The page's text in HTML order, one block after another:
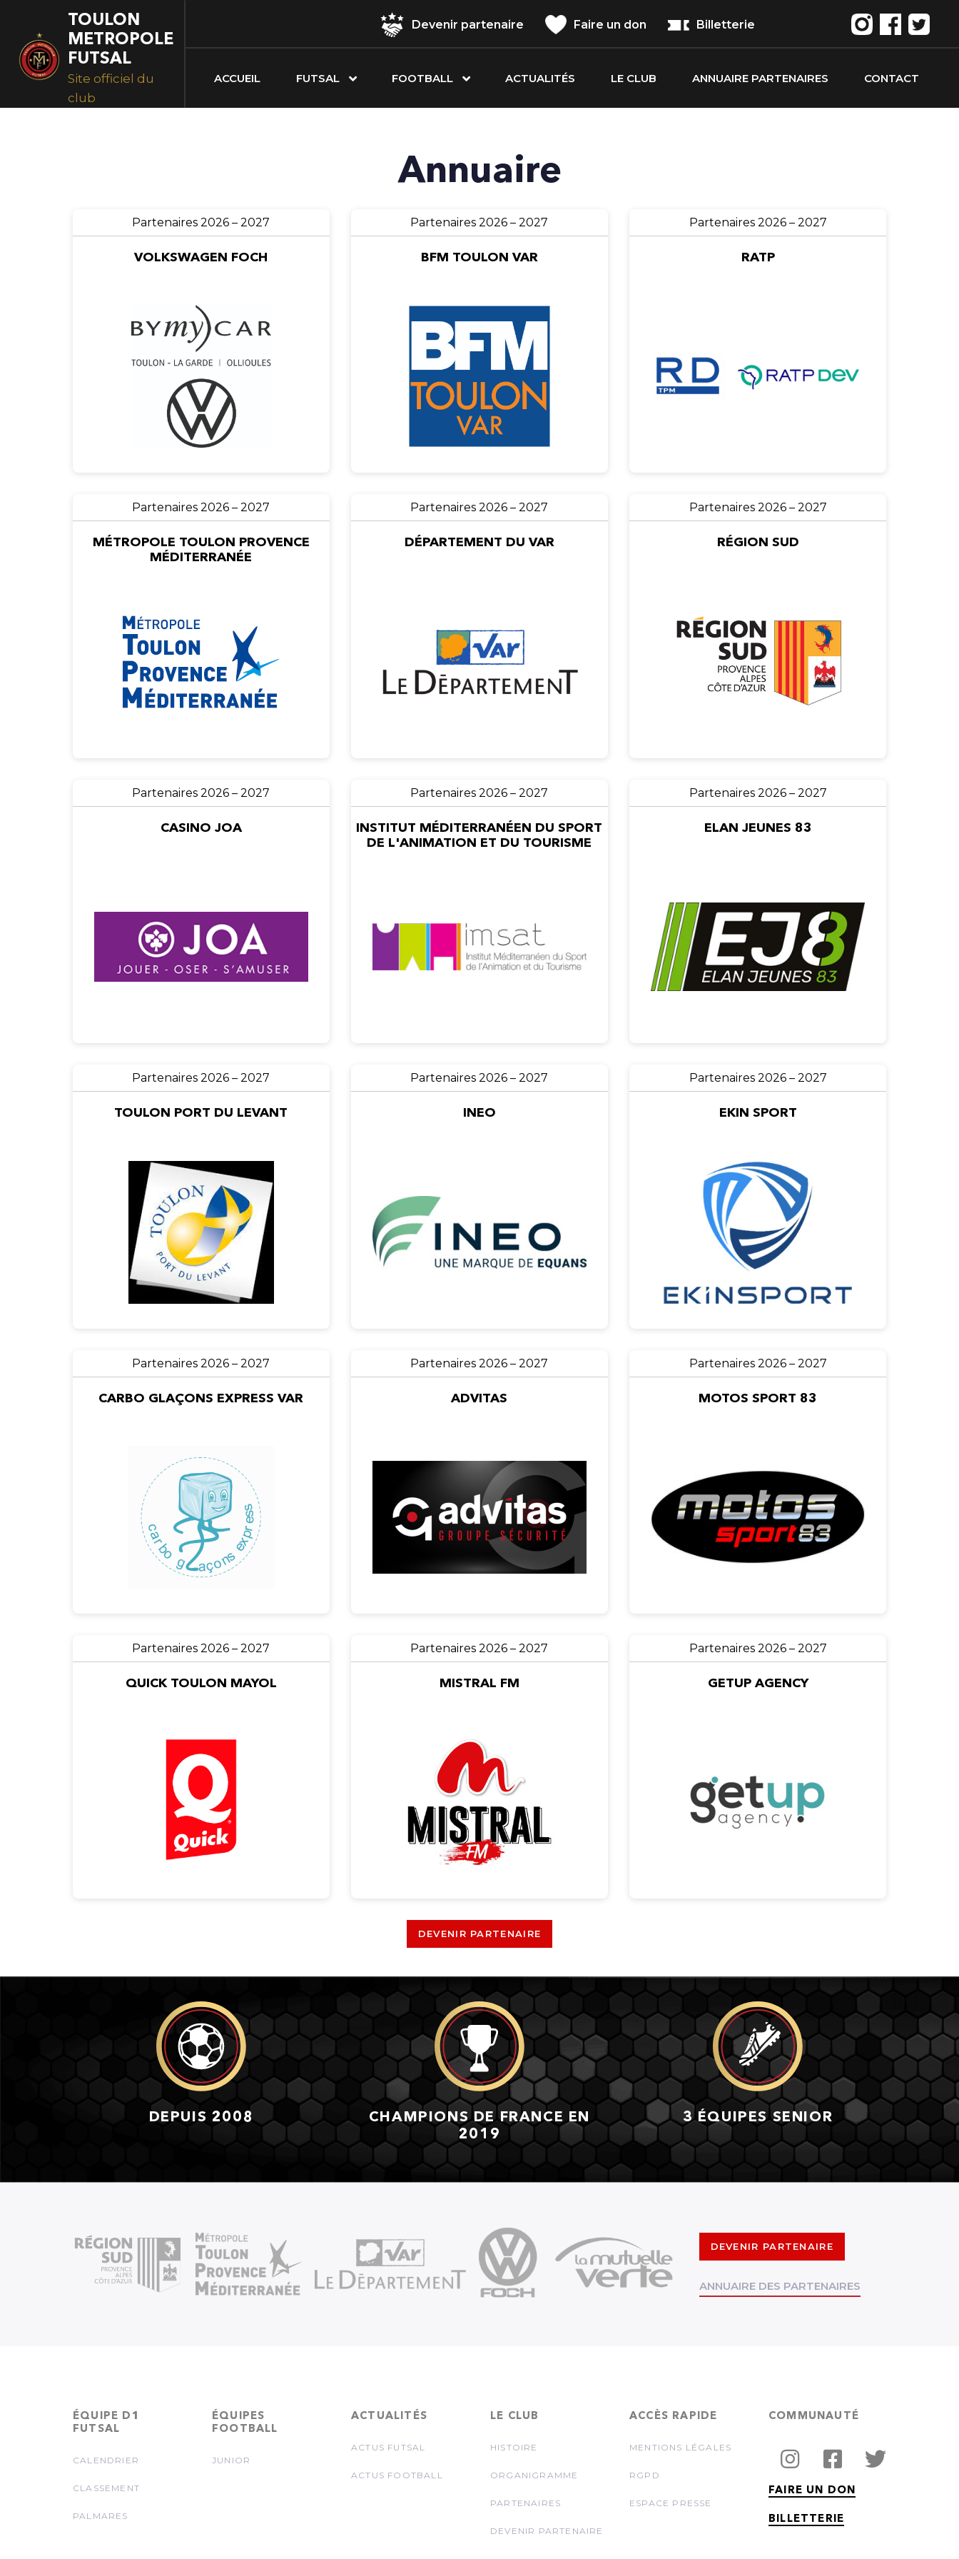
primary
navigation
to
TOULON
METROPOLE
FUTSAL
Site officiel du
club
Devenir partenaire Faire un don Billetterie
ACCUEIL FUTSAL FOOTBALL ACTUALITÉS LE CLUB ANNUAIRE PARTENAIRES CONTACT
Annuaire
Partenaires 2026 – 2027
VOLKSWAGEN FOCH
Partenaires 2026 – 2027
BFM TOULON VAR
Partenaires 2026 – 2027
RATP
Partenaires 2026 – 2027
MÉTROPOLE TOULON PROVENCE
MÉDITERRANÉE
Partenaires 2026 – 2027
DÉPARTEMENT DU VAR
Partenaires 2026 – 2027
RÉGION SUD
Partenaires 2026 – 2027
CASINO JOA
Partenaires 2026 – 2027
INSTITUT MÉDITERRANÉEN DU SPORT
DE L'ANIMATION ET DU TOURISME
Partenaires 2026 – 2027
ELAN JEUNES 83
Partenaires 2026 – 2027
TOULON PORT DU LEVANT
Partenaires 2026 – 2027
INEO
Partenaires 2026 – 2027
EKIN SPORT
Partenaires 2026 – 2027
CARBO GLAÇONS EXPRESS VAR
Partenaires 2026 – 2027
ADVITAS
Partenaires 2026 – 2027
MOTOS SPORT 83
Partenaires 2026 – 2027
QUICK TOULON MAYOL
Partenaires 2026 – 2027
MISTRAL FM
Partenaires 2026 – 2027
GETUP AGENCY
DEVENIR PARTENAIRE
DEPUIS 2008
CHAMPIONS DE FRANCE EN
2019
3 ÉQUIPES SENIOR
DEVENIR PARTENAIRE
ANNUAIRE DES PARTENAIRES
ÉQUIPE D1
FUTSAL
CALENDRIER
CLASSEMENT
PALMARES
ÉQUIPES
FOOTBALL
JUNIOR
ACTUALITÉS
ACTUS FUTSAL
ACTUS FOOTBALL
LE CLUB
HISTOIRE
ORGANIGRAMME
PARTENAIRES
DEVENIR PARTENAIRE
ACCÈS RAPIDE
MENTIONS LÉGALES
RGPD
ESPACE PRESSE
COMMUNAUTÉ
FAIRE UN DON
BILLETTERIE